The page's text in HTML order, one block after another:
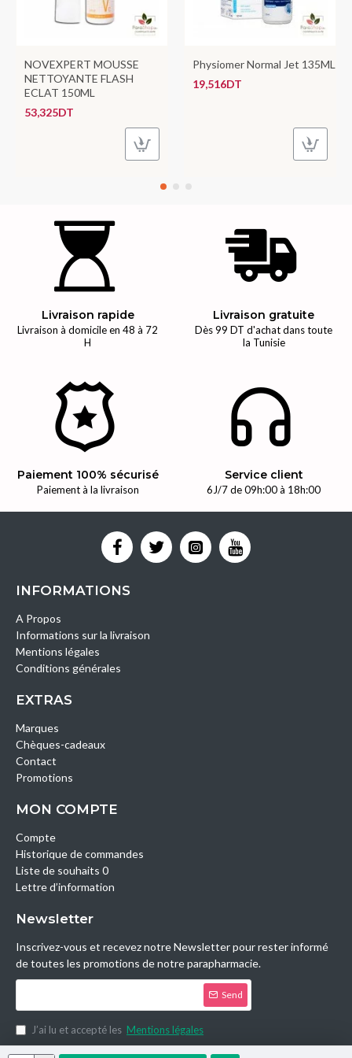
NOVEXPERT MOUSSE
NETTOYANTE FLASH
ECLAT 150ML
53,325DT
Physiomer Normal Jet 135ML
19,516DT
Livraison rapide
Livraison à domicile en 48 à 72
H
Livraison gratuite
Dès 99 DT d'achat dans toute
la Tunisie
Paiement 100% sécurisé
Paiement à la livraison
Service client
6J/7 de 09h:00 à 18h:00
INFORMATIONS
A Propos
Informations sur la livraison
Mentions légales
Conditions générales
EXTRAS
Marques
Chèques-cadeaux
Contact
Promotions
MON COMPTE
Compte
Historique de commandes
Liste de souhaits 0
Lettre d’information
Newsletter
Inscrivez-vous et recevez notre Newsletter pour rester informé
de toutes les promotions de notre parapharmacie.
Send
J’ai lu et accepté les Mentions légales